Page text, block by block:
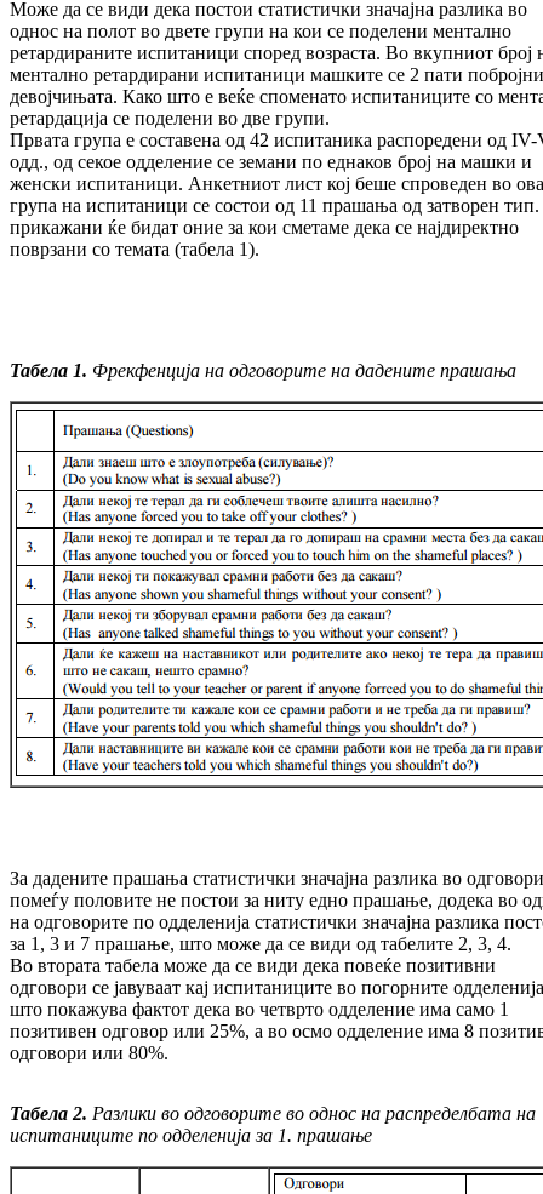
Може да се види дека постои статистички значајна разлика во
однос на полот во двете групи на кои се поделени ментално
ретардираните испитаници според возраста. Во вкупниот број
ментално ретардирани испитаници машките се 2 пати
девојчињата. Како што е веќе споменато испитаниците со
ретардација се поделени во две групи.
Првата група е составена од 42 испитаника распоредени од
одд., од секое одделение се земани по еднаков број на машки и
женски испитаници. Анкетниот лист кој беше спроведен во
група на испитаници се состои од 11 прашања од затворен
прикажани ќе бидат оние за кои сметаме дека се најдиректно
поврзани со темата (табела 1).
Табела 1. Фрекфенција на одговорите на дадените прашања
За дадените прашања статистички значајна разлика во
помеѓу половите не постои за ниту едно прашање, додека во
на одговорите по одделенија статистички значајна разлика
за 1, 3 и 7 прашање, што може да се види од табелите 2, 3, 4.
Во втората табела може да се види дека повеќе позитивни
одговори се јавуваат кај испитаниците во погорните
што покажува фактот дека во четврто одделение има само 1
позитивен одговор или 25%, а во осмо одделение има 8
одговори или 80%.
Табела 2. Разлики во одговорите во однос на распределбата на
испитаниците по одделенија за 1. прашање